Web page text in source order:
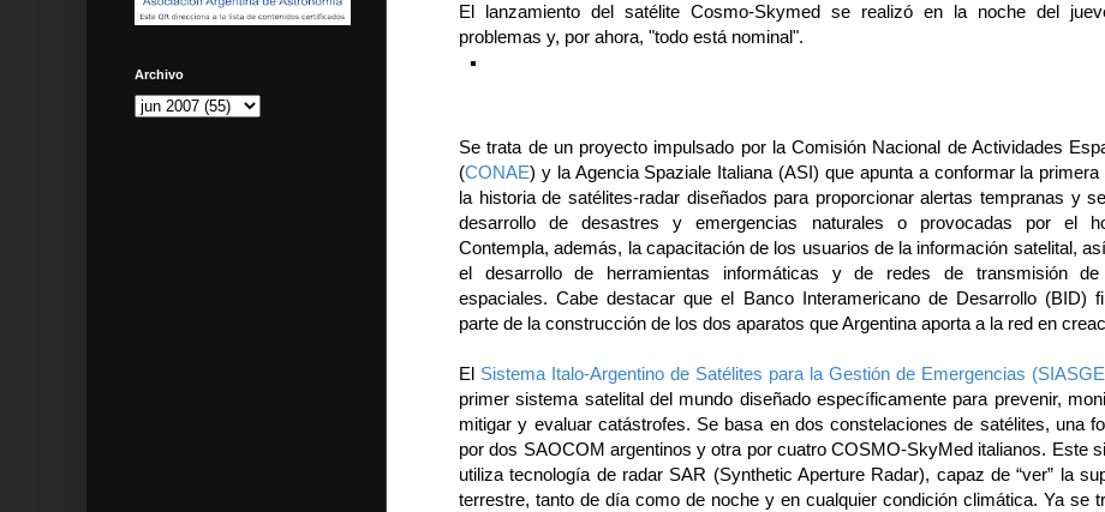
El lanzamiento del satélite Cosmo-Skymed se realizó en la noche del
problemas y, por ahora, "todo está nominal".
Se trata de un proyecto impulsado por la Comisión Nacional de Actividades
(CONAE) y la Agencia Spaziale Italiana (ASI) que apunta a conformar la primera
la historia de satélites-radar diseñados para proporcionar alertas tempranas y
desarrollo de desastres y emergencias naturales o provocadas por el
Contempla, además, la capacitación de los usuarios de la información satelital,
el desarrollo de herramientas informáticas y de redes de transmisión de
espaciales. Cabe destacar que el Banco Interamericano de Desarrollo (BID)
parte de la construcción de los dos aparatos que Argentina aporta a la red en
El Sistema Italo-Argentino de Satélites para la Gestión de Emergencias
primer sistema satelital del mundo diseñado específicamente para prevenir,
mitigar y evaluar catástrofes. Se basa en dos constelaciones de satélites, una
por dos SAOCOM argentinos y otra por cuatro COSMO-SkyMed italianos. Este
utiliza tecnología de radar SAR (Synthetic Aperture Radar), capaz de “ver” la
terrestre, tanto de día como de noche y en cualquier condición climática. Ya se
Archivo